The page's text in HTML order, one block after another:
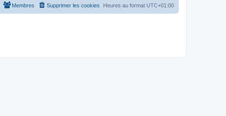
Heures au format UTC+01:00
Supprimer les cookies
Membres